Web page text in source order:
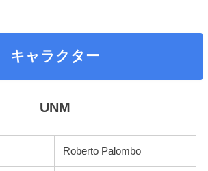
キャラクター
UNM
Roberto Palombo